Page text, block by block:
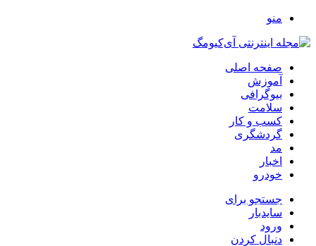
منو
صفحه اصلی
آموزش
بیوگرافی
سلامت
کسب و کار
گردشگری
مد
اخبار
خودرو
جستجو برای
سایدبار
ورود
دنبال کردن